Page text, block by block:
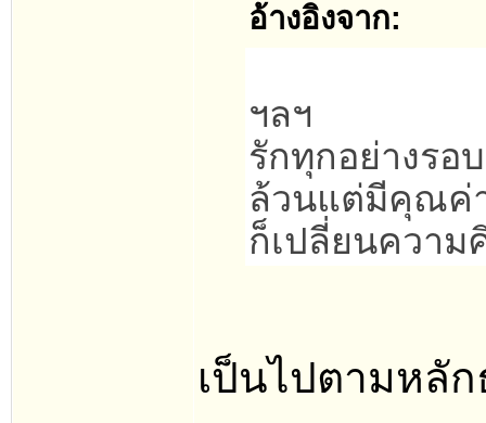
อ้างอิงจาก:
ฯลฯ
รักทุกอย่างรอ
ล้วนแต่มีคุณค่
ก็เปลี่ยนความ
เป็นไปตามหลั